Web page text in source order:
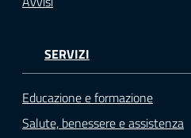
SERVIZI
Educazione e formazione
Salute, benessere e assistenza